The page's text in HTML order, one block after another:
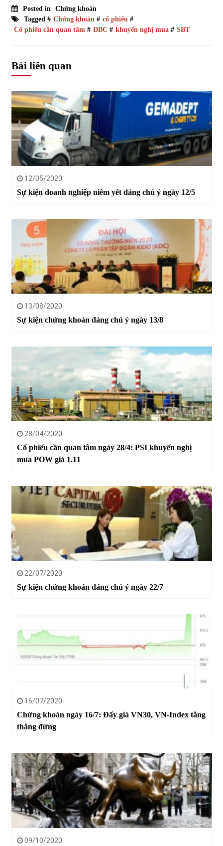
Posted in
Chứng khoán
Tagged # Chứng khoán # cổ phiếu #
Cổ phiếu cần quan tâm # DBC # khuyến nghị mua# SBT
Bài liên quan
12/05/2020
Sự kiện doanh nghiệp niêm yết đáng chú ý ngày 12/5
13/08/2020
Sự kiện chứng khoán đáng chú ý ngày 13/8
28/04/2020
Cổ phiếu cần quan tâm ngày 28/4: PSI khuyến nghị
mua POW giá 1.11
22/07/2020
Sự kiện chứng khoán đáng chú ý ngày 22/7
16/07/2020
Chứng khoán ngày 16/7: Đẩy giá VN30, VN-Index tăng
thẳng đứng
09/10/2020